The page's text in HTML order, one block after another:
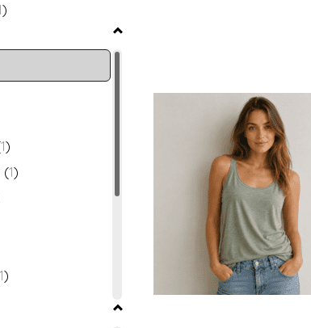
)
1)
(1)
1)